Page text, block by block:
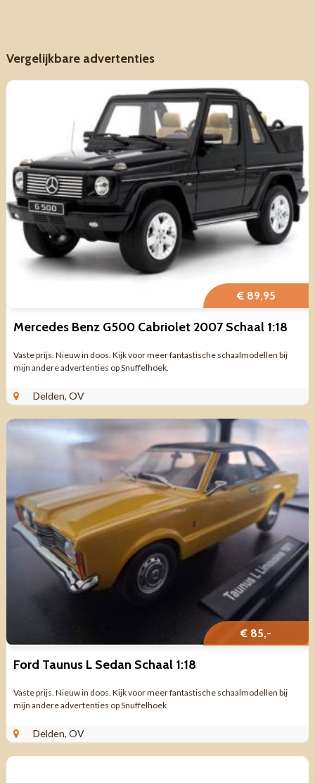
Vergelijkbare advertenties
€ 89,95
Mercedes Benz G500 Cabriolet 2007 Schaal 1:18
Vaste prijs. Nieuw in doos. Kijk voor meer fantastische schaalmodellen bij
mijn andere advertenties op Snuffelhoek.
Delden, OV
€ 85,-
Ford Taunus L Sedan Schaal 1:18
Vaste prijs. Nieuw in doos. Kijk voor meer fantastische schaalmodellen bij
mijn andere advertenties op Snuffelhoek
Delden, OV